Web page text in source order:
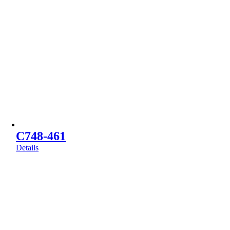
C748-461
Details